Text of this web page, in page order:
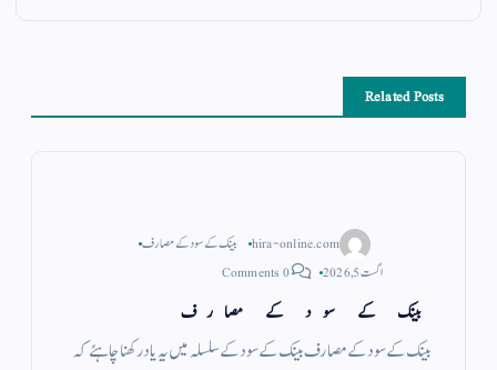
Related Posts
hira-online.com
بینک کے سود کے مصارف
اگست 5, 2026
0 Comments
بینک کے سود کے مصارف
بینک کے سود کے مصارف بینک کے سود کے سلسلہ میں یہ یاد رکھنا چاہئے کہ